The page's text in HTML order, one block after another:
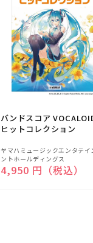
バンドスコア
ヒットコレクション
販
売
元:
ヤマハミュージックエンタテイ
ントホールディングス
通常価格
4,950 円（税込）